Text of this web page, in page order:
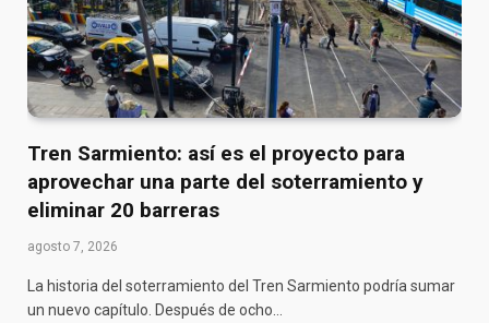
Tren Sarmiento: así es el proyecto para
aprovechar una parte del soterramiento y
eliminar 20 barreras
agosto 7, 2026
La historia del soterramiento del Tren Sarmiento podría sumar
un nuevo capítulo. Después de ocho…